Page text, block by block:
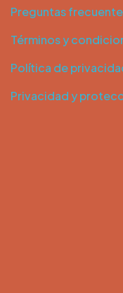
Preguntas
Términos y
Política de
Privacidad y